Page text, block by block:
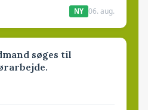
NY 06. aug.
søges til